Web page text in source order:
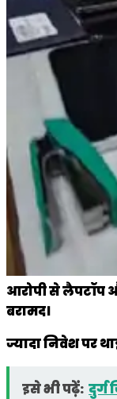
आरोपी से लैपटॉप
बरामद।
ज्यादा निवेश पर
इसे भी पढ़ें: दुर्ग